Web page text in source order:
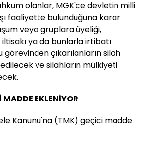
olanlar, MGK'ce devletin milli
faaliyette bulunduğuna karar
veya gruplara üyeliği,
ya da bunlarla irtibatı
çıkarılanların silah
ve silahların mülkiyeti
EKLENİYOR
Kanunu'na (TMK) geçici madde